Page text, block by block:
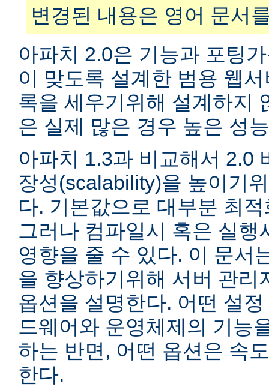
변경된 내용은 영어 문서
아파치 2.0은 기능과 포팅
이 맞도록 설계한 범용 웹
록을 세우기위해 설계하지
은 실제 많은 경우 높은 성
아파치 1.3과 비교해서 2.0
장성(scalability)을 높이기
다. 기본값으로 대부분 최
그러나 컴파일시 혹은 실행
영향을 줄 수 있다. 이 문서
을 향상하기위해 서버 관리
옵션을 설명한다. 어떤 설
드웨어와 운영체제의 기능
하는 반면, 어떤 옵션은 속
한다.